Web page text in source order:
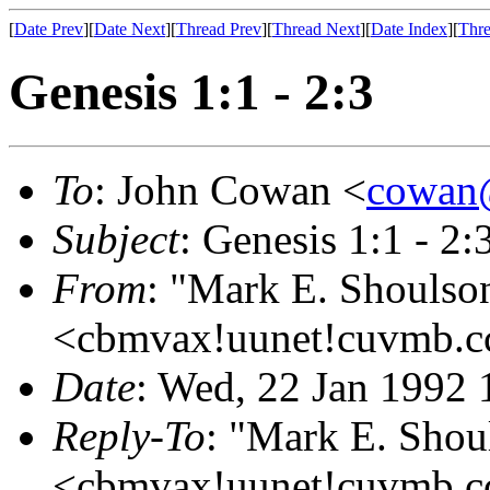
[Date Prev][Date Next][Thread Prev][Thread Next][Date Index][
Genesis 1:1 - 2:3
To: John Cowan <
Subject: Genesis 1:1 -
From: "Mark E.
Date: Wed, 22 Jan 1992
Reply-To: "Mark E.